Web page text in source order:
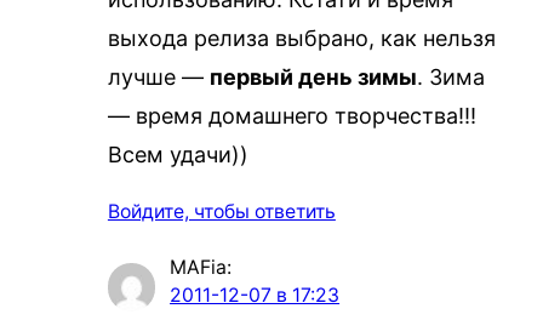
выхода релиза выбрано, как нельзя
лучше — первый день зимы. Зима
— время домашнего творчества!!!
Всем удачи))
Войдите, чтобы ответить
MAFia:
2011-12-07 в 17:23